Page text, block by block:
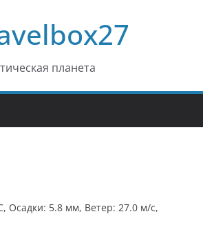
планета
Осадки: 5.8 мм, Ветер: 27.0 м/с,